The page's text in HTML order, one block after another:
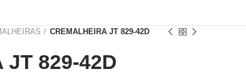
CREMALHEIRA JT 829-42D
JT 829-42D